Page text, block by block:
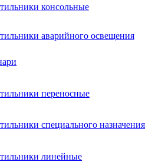
консольные
аварийного освещения
переносные
специального назначения
линейные